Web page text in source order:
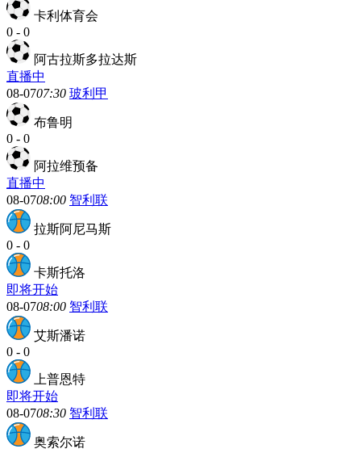
卡利体育会
0 - 0
阿古拉斯多拉达斯
直播中
08-0707:30 玻利甲
布鲁明
0 - 0
阿拉维预备
直播中
08-0708:00 智利联
拉斯阿尼马斯
0 - 0
卡斯托洛
即将开始
08-0708:00 智利联
艾斯潘诺
0 - 0
上普恩特
即将开始
08-0708:30 智利联
奥索尔诺